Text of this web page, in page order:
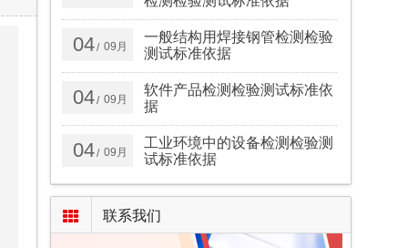
04/ 09月
一般结构用焊接钢管检测检验
测试标准依据
04/ 09月
软件产品检测检验测试标准依
据
04/ 09月
工业环境中的设备检测检验测
试标准依据
联系我们